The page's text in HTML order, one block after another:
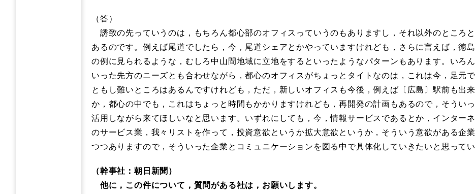
（答）
誘致の先っていうのは，もちろん都心部のオフィスっていうのもありますし，それ以外のところ
あるのです。例えば尾道でしたら，今，尾道シェアとかやっていますけれども，さらに言えば，徳
の例に見られるような，むしろ中山間地域に立地をするといったようなパターンもあります。いろ
いった先方のニーズとも合わせながら，都心のオフィスがちょっとタイトなのは，これは今，足元
ともし難いところはあるんですけれども，ただ，新しいオフィスも今後，例えば〔広島〕駅前も出
か，都心の中でも，これはちょっと時間もかかりますけれども，再開発の計画もあるので，そうい
活用しながら来てほしいなと思います。いずれにしても，今，情報サービスであるとか，インター
のサービス業，我々リストを作って，投資意欲というか拡大意欲というか，そういう意欲がある企
つつありますので，そういった企業とコミュニケーションを図る中で具体化していきたいと思ってい
（幹事社：朝日新聞）
他に，この件について，質問がある社は，お願いします。